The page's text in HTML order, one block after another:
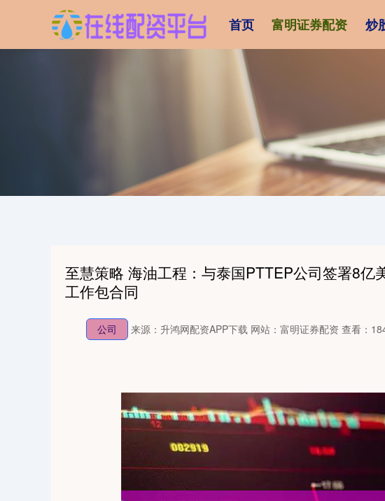
首页 富明证券配资 炒
至慧策略 海油工程：与泰国PTTEP公司签署8亿
工作包合同
公司 来源：升鸿网配资APP下载 网站：富明证券配资 查看：